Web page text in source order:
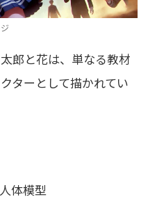
郎と花は、単なる教材
ターとして描かれてい
体模型